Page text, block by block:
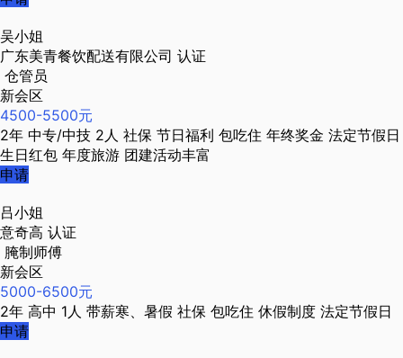
吴小姐
广东美青餐饮配送有限公司 认证
仓管员
新会区
4500-5500元
2年 中专/中技 2人 社保 节日福利 包吃住 年终奖金 法定节假日
生日红包 年度旅游 团建活动丰富
申请
吕小姐
意奇高 认证
腌制师傅
新会区
5000-6500元
2年 高中 1人 带薪寒、暑假 社保 包吃住 休假制度 法定节假日
申请